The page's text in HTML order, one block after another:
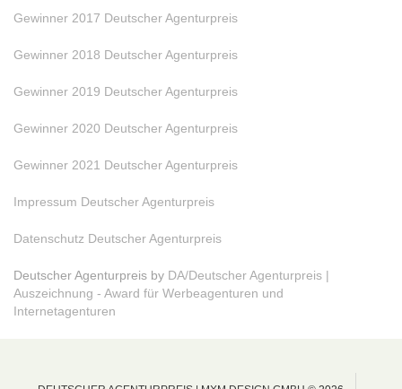
Gewinner 2017 Deutscher Agenturpreis
Gewinner 2018 Deutscher Agenturpreis
Gewinner 2019 Deutscher Agenturpreis
Gewinner 2020 Deutscher Agenturpreis
Gewinner 2021 Deutscher Agenturpreis
Impressum Deutscher Agenturpreis
Datenschutz Deutscher Agenturpreis
Deutscher Agenturpreis by DA/Deutscher Agenturpreis |
Auszeichnung - Award für Werbeagenturen und
Internetagenturen